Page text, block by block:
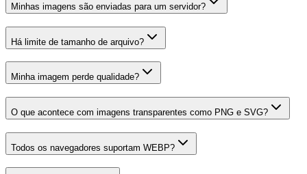
Minhas imagens são enviadas para um servidor?
Há limite de tamanho de arquivo?
Minha imagem perde qualidade?
O que acontece com imagens transparentes como PNG e SVG?
Todos os navegadores suportam WEBP?